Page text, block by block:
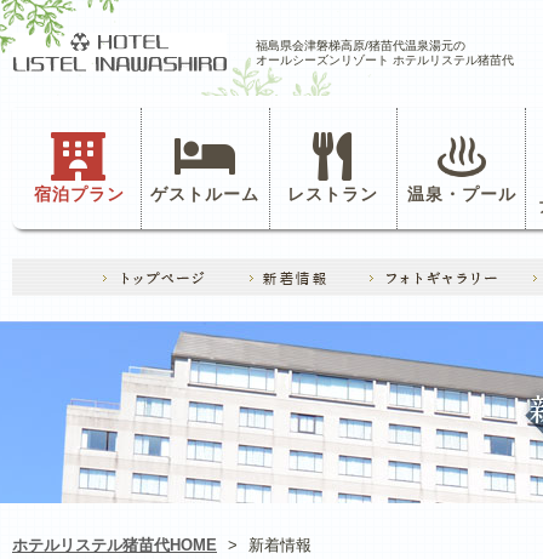
福島県会津磐梯高原/猪苗代温泉湯元の
オールシーズンリゾート ホテルリステル猪苗代
宿泊プラン ゲストルーム レストラン 温泉・プール
ホテルリステル猪苗代HOME > 新着情報